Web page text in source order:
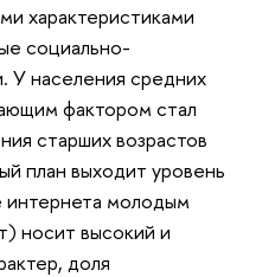
характеристиками
социально-
У населения средних
фактором стал
старших возрастов
план выходит уровень
интернета молодым
носит высокий и
доля